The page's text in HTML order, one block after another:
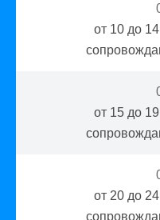
от 10 до 14
от 15 до 19
от 20 до 24